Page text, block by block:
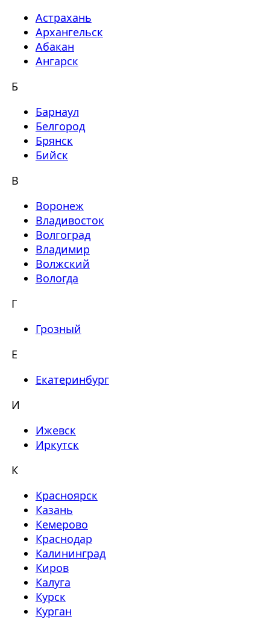
Астрахань
Архангельск
Абакан
Ангарск
Б
Барнаул
Белгород
Брянск
Бийск
В
Воронеж
Владивосток
Волгоград
Владимир
Волжский
Вологда
Г
Грозный
Е
Екатеринбург
И
Ижевск
Иркутск
К
Красноярск
Казань
Кемерово
Краснодар
Калининград
Киров
Калуга
Курск
Курган